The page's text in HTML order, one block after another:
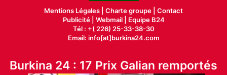
Mentions Légales | Charte groupe | Contact
Publicité| Webmail |
Equipe B24
Tél : +( 226) 25-33-38-30
Email: info[at]burkina24.com
Burkina 24 : 17 Prix Galian remportés